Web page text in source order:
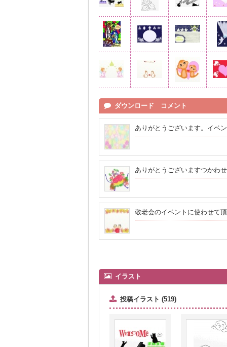
ダウンロード コメント
ありがとうございます。イベ
ありがとうございますつかわ
敬老会のイベントに使わせて
イラスト
投稿イラスト (519)